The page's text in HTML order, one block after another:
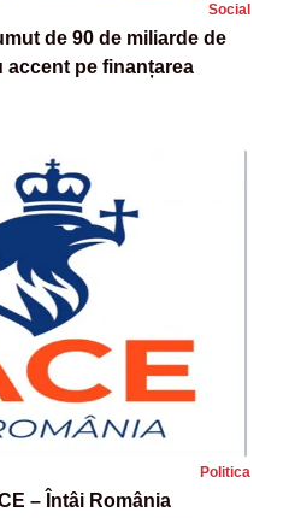
Social
de 90 de miliarde de
accent pe finanțarea
Politica
– Întâi România